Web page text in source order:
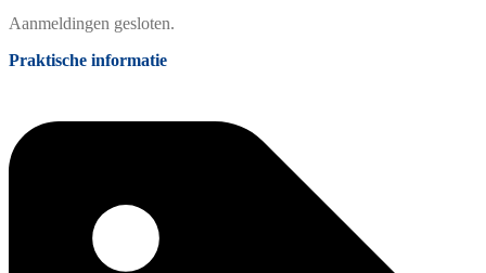
Aanmeldingen gesloten.
Praktische informatie